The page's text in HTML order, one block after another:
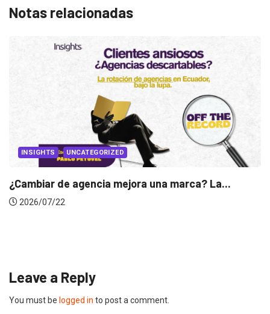
Notas relacionadas
INSIGHTS
Leave a Reply
You must be logged in to post a comment.